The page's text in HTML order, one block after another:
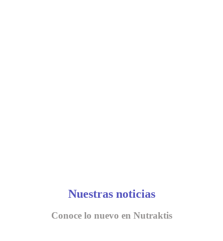
Nuestras noticias
Conoce lo nuevo en Nutraktis